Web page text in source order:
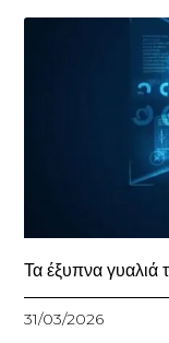
Τα έξυπνα γυαλιά
31/03/2026